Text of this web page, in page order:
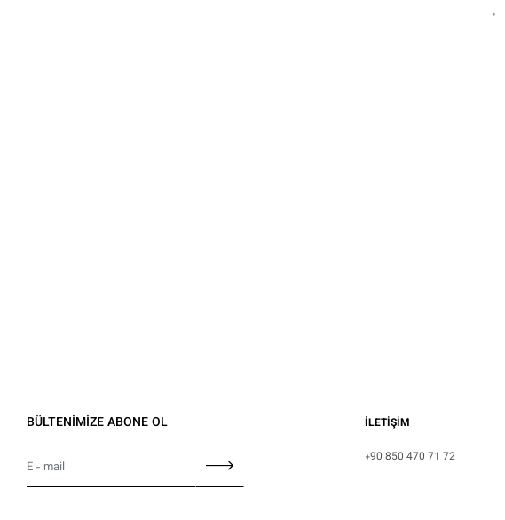
BÜLTENİMİZE ABONE OL İLETİŞİM
+90 850 470 71 72